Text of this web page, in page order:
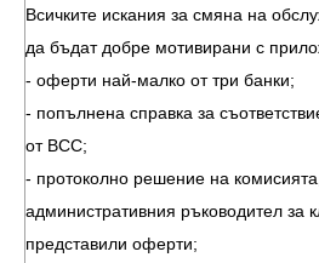
Всичките искания за смяна на
да бъдат добре мотивирани с
- оферти най-малко от три банки;
- попълнена справка за
от ВСС;
- протоколно решение на
административния ръководител за
представили оферти;